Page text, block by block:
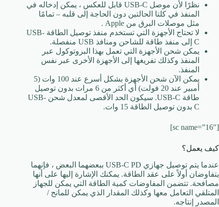
نظرًا لأن موصل USB-C قابل للعكس ، يمكن إدخاله في
المنفذ في كلتا الحالتين دون الحاجة إلى قلبه – تمامًا
مثل موصلات البرق من Apple .
لا تحتاج الأجهزة التي تستخدم منفذ توصيل الطاقة USB-
C إلى منفذ طاقة للشاحن ومنافذ USB منفصلة.
يمكن شحن الأجهزة التي تعمل بهذا البروتوكول عبر
المنفذ وكذلك تفريغها إلى الأجهزة الأخرى عبر نفس
المنفذ.
يمكن الآن شحن الأجهزة بشكل أسرع عند 100 وات (5
أمبير عند 20 فولت) أي أكثر من 6 مرات بدون توصيل
طاقة USB-C. سيكون الحد الأقصى لمعدل شحن USB-
C بدون توصيل الطاقة 15 وات.
[sc name=”16″]
كيف يعمل؟
عندما يتم توصيل جهازي USB-C PD ببعضهما البعض ، فإنهما
يتفاوضان أولاً على عقد الطاقة. يمكنك الإشارة إليها على أنها
مصافحة. تتضمن المفاوضات كمية الطاقة التي يمكن للجهاز
المتلقي التعامل معها وكذلك المقدار الذي يمكن للمانح /
المصدر إنتاجه.